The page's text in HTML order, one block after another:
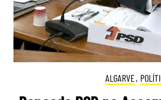
ALGARVE,